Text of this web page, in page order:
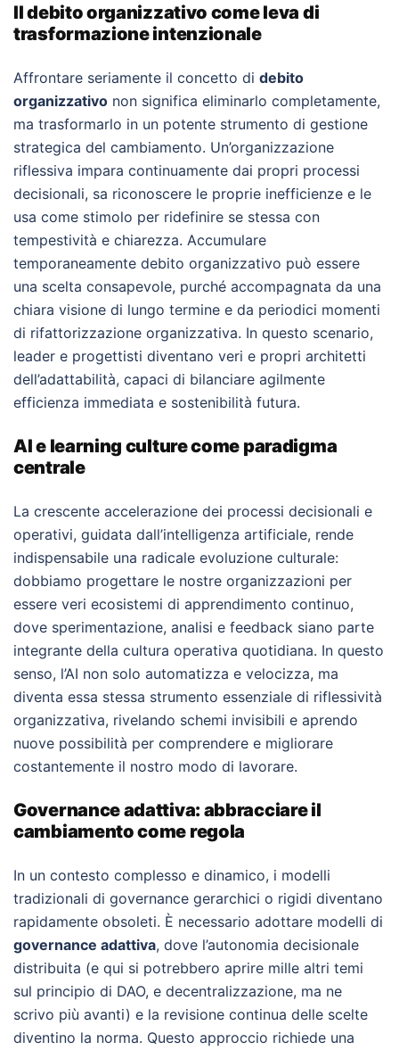
Il debito organizzativo come leva di
trasformazione intenzionale
Affrontare seriamente il concetto di debito
organizzativo non significa eliminarlo completamente,
ma trasformarlo in un potente strumento di gestione
strategica del cambiamento. Un’organizzazione
riflessiva impara continuamente dai propri processi
decisionali, sa riconoscere le proprie inefficienze e le
usa come stimolo per ridefinire se stessa con
tempestività e chiarezza. Accumulare
temporaneamente debito organizzativo può essere
una scelta consapevole, purché accompagnata da una
chiara visione di lungo termine e da periodici momenti
di rifattorizzazione organizzativa. In questo scenario,
leader e progettisti diventano veri e propri architetti
dell’adattabilità, capaci di bilanciare agilmente
efficienza immediata e sostenibilità futura.
AI e learning culture come paradigma
centrale
La crescente accelerazione dei processi decisionali e
operativi, guidata dall’intelligenza artificiale, rende
indispensabile una radicale evoluzione culturale:
dobbiamo progettare le nostre organizzazioni per
essere veri ecosistemi di apprendimento continuo,
dove sperimentazione, analisi e feedback siano parte
integrante della cultura operativa quotidiana. In questo
senso, l’AI non solo automatizza e velocizza, ma
diventa essa stessa strumento essenziale di riflessività
organizzativa, rivelando schemi invisibili e aprendo
nuove possibilità per comprendere e migliorare
costantemente il nostro modo di lavorare.
Governance adattiva: abbracciare il
cambiamento come regola
In un contesto complesso e dinamico, i modelli
tradizionali di governance gerarchici o rigidi diventano
rapidamente obsoleti. È necessario adottare modelli di
governance adattiva, dove l’autonomia decisionale
distribuita (e qui si potrebbero aprire mille altri temi
sul principio di DAO, e decentralizzazione, ma ne
scrivo più avanti) e la revisione continua delle scelte
diventino la norma. Questo approccio richiede una